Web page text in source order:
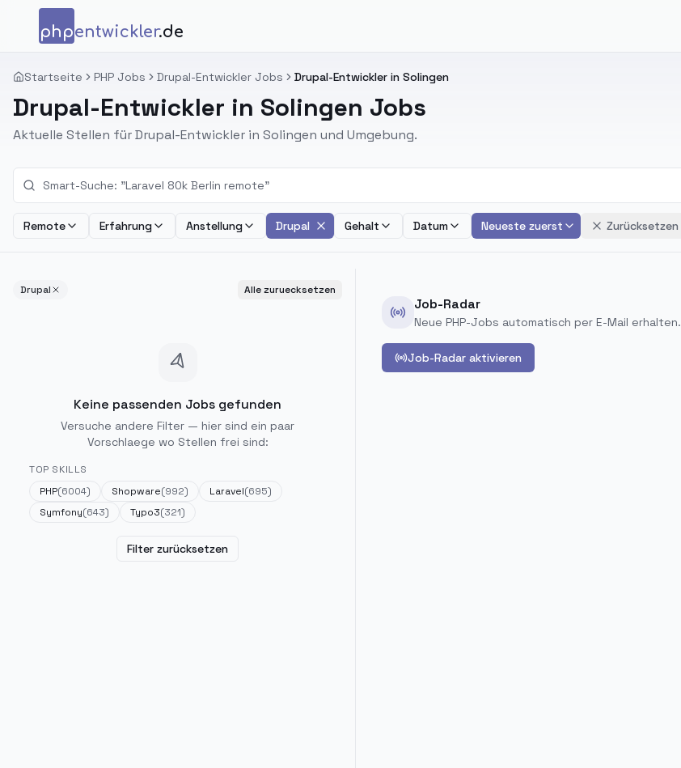
Zum Inhalt springen
phpentwickler.de
Startseite PHP Jobs Drupal-Entwickler Jobs Drupal-Entwickler in Solingen
Drupal-Entwickler in Solingen Jobs
Aktuelle Stellen für Drupal-Entwickler in Solingen und Umgebung.
Remote Erfahrung Anstellung Drupal Gehalt Datum Neueste zuerst Zurücksetzen
Drupal Alle zuruecksetzen
Keine passenden Jobs gefunden
Versuche andere Filter — hier sind ein paar
Vorschlaege wo Stellen frei sind:
TOP SKILLS
PHP(6004) Shopware(992) Laravel(695)
Symfony(643) Typo3(321)
Filter zurücksetzen
Job-Radar
Neue PHP-Jobs automatisch per E-Mail erhalten.
Job-Radar aktivieren